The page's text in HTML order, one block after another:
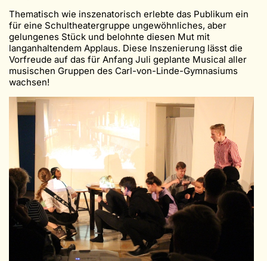
Thematisch wie inszenatorisch erlebte das Publikum ein
für eine Schultheatergruppe ungewöhnliches, aber
gelungenes Stück und belohnte diesen Mut mit
langanhaltendem Applaus. Diese Inszenierung lässt die
Vorfreude auf das für Anfang Juli geplante Musical aller
musischen Gruppen des Carl-von-Linde-Gymnasiums
wachsen!